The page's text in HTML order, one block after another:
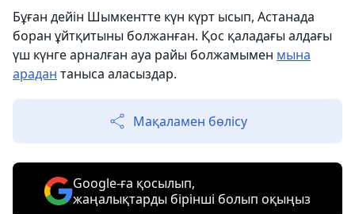
Бұған дейін Шымкентте күн күрт ысып, Астанада
боран ұйтқитыны болжанған. Қос қаладағы алдағы
үш күнге арналған ауа райы болжамымен мына
арадан таныса аласыздар.
Мақаламен бөлісу
Google-ға қосылып,
жаңалықтарды бірінші болып оқыңыз